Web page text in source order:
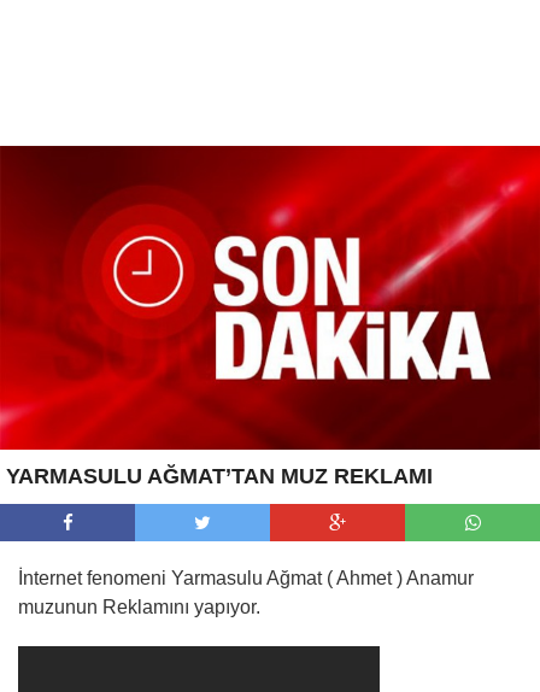
YARMASULU AĞMAT’TAN MUZ REKLAMI
İnternet fenomeni Yarmasulu Ağmat ( Ahmet ) Anamur
muzunun Reklamını yapıyor.